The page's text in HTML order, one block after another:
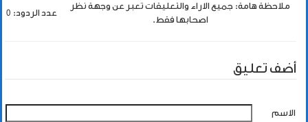
ملاحظة هامة: جميع الاراء والتعليقات تعبر عن وجهة نظر
اصحابها فقط.
عدد الردود: 0
أضف تعليق
الاسم